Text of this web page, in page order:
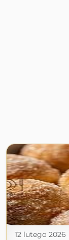
12 lutego 2026